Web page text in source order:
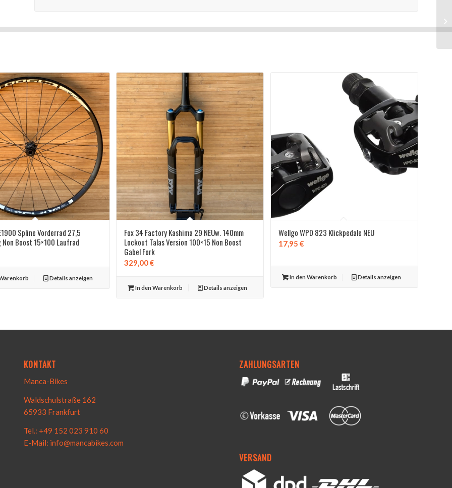
Spline Vorderrad 27,5
Boost 15×100 Laufrad
Details anzeigen
Fox 34 Factory Kashima 29 NEUw. 140mm
Lockout Talas Version 100×15 Non Boost
Gabel Fork
329,00€
In den Warenkorb Details anzeigen
Wellgo WPD 823 Klickpedale NEU
17,95 €
In den Warenkorb Details anzeigen
KONTAKT
Manca-Bikes
Waldschulstraße 162
65933 Frankfurt
Tel.: +49 152 023 910 60
E-Mail: info@mancabikes.com
ZAHLUNGSARTEN
VERSAND